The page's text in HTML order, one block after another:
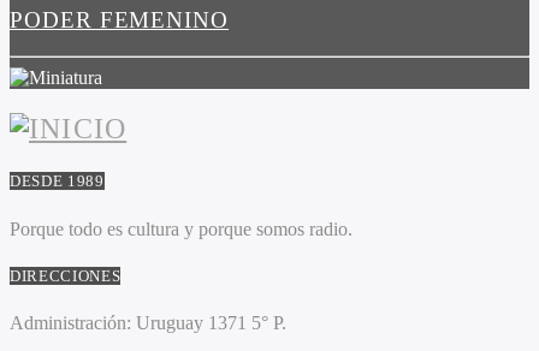
PODER FEMENINO
DESDE 1989
Porque todo es cultura y porque somos radio.
DIRECCIONES
Administración: Uruguay 1371 5° P.